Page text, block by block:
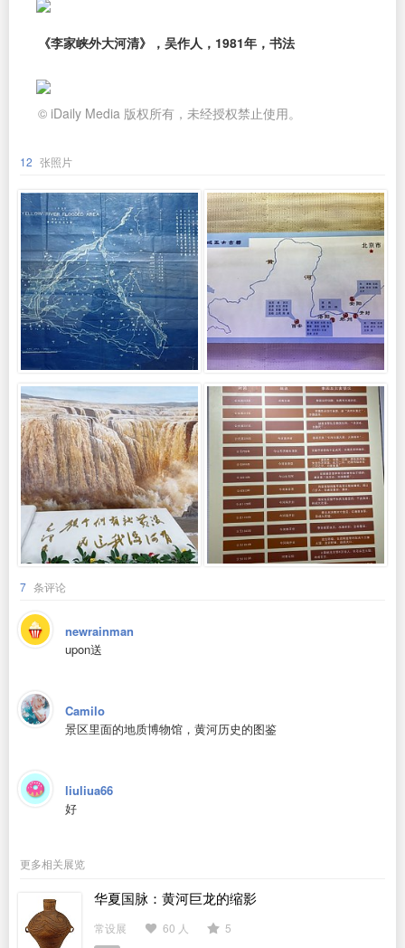
《李家峡外大河清》，吴作人，1981年，书法
© iDaily Media 版权所有，未经授权禁止使用。
12 张照片
7 条评论
newrainman
upon送
Camilo
景区里面的地质博物馆，黄河历史的图鉴
liuliua66
好
更多相关展览
华夏国脉：黄河巨龙的缩影
常设展 60 人
5